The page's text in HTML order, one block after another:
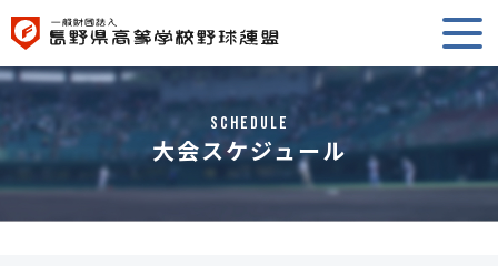
Schedule
大会スケジュール